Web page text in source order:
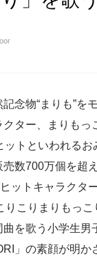
念物“まりも”を
ター、まりもっ
ットといわれるお
数700万個を超
ットキャラクタ
こりまりもっこ
を歌う小学生男
」の素顔が明か